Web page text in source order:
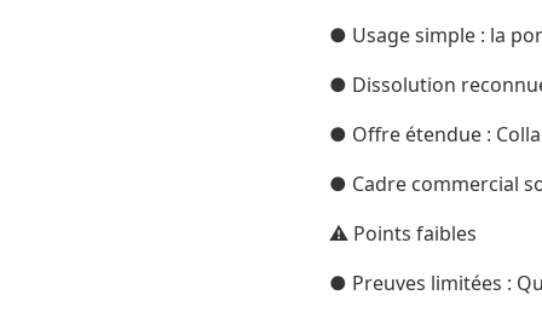
● Usage simple : la
● Dissolution
● Offre étendue :
● Cadre commercial
⚠️ Points faibles
● Preuves limitées :